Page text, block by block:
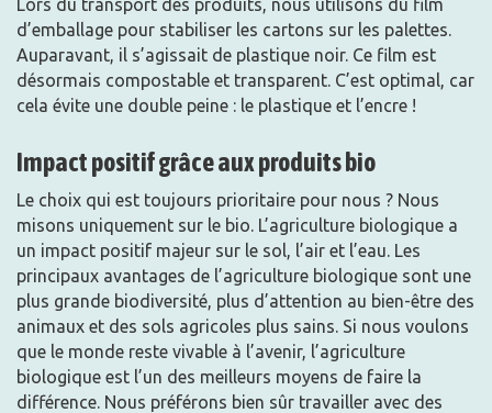
d’emballage pour stabiliser les cartons sur les palettes.
Auparavant, il s’agissait de plastique noir. Ce film est
désormais compostable et transparent. C’est optimal, car
cela évite une double peine : le plastique et l’encre !
Impact positif grâce aux produits bio
Le choix qui est toujours prioritaire pour nous ? Nous
misons uniquement sur le bio. L’agriculture biologique a
un impact positif majeur sur le sol, l’air et l’eau. Les
principaux avantages de l’agriculture biologique sont une
plus grande biodiversité, plus d’attention au bien-être des
animaux et des sols agricoles plus sains. Si nous voulons
que le monde reste vivable à l’avenir, l’agriculture
biologique est l’un des meilleurs moyens de faire la
différence. Nous préférons bien sûr travailler avec des